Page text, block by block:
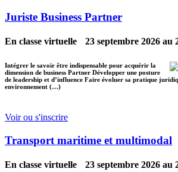
Juriste Business Partner
En classe virtuelle 23 septembre 2026 au
Intégrer le savoir être indispensable pour acquérir la
dimension de business Partner Développer une posture
de leadership et d’influence Faire évoluer sa pratique
environnement (…)
Voir ou s'inscrire
Transport maritime et multimodal
En classe virtuelle 23 septembre 2026 au